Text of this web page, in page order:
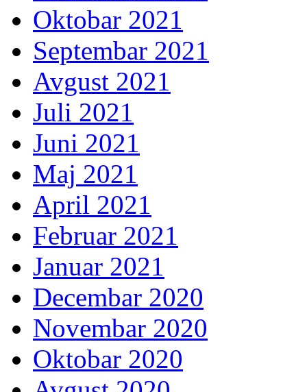
Oktobar 2021
Septembar 2021
Avgust 2021
Juli 2021
Juni 2021
Maj 2021
April 2021
Februar 2021
Januar 2021
Decembar 2020
Novembar 2020
Oktobar 2020